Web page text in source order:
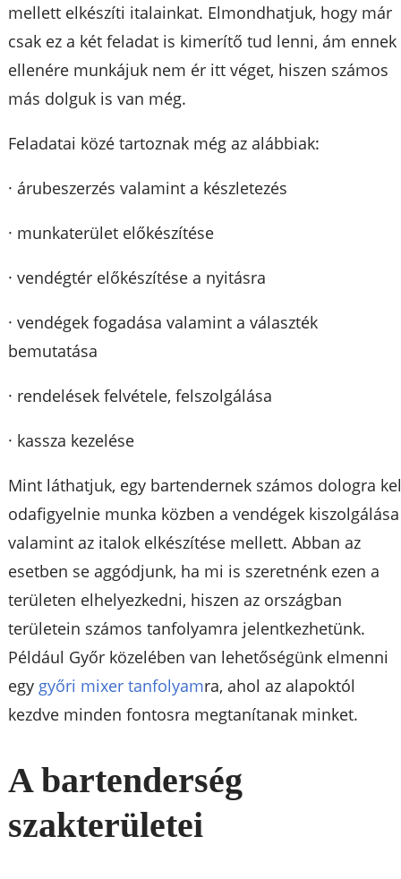
mellett elkészíti italainkat. Elmondhatjuk, hogy már
csak ez a két feladat is kimerítő tud lenni, ám ennek
ellenére munkájuk nem ér itt véget, hiszen számos
más dolguk is van még.
Feladatai közé tartoznak még az alábbiak:
· árubeszerzés valamint a készletezés
· munkaterület előkészítése
· vendégtér előkészítése a nyitásra
· vendégek fogadása valamint a választék
bemutatása
· rendelések felvétele, felszolgálása
· kassza kezelése
Mint láthatjuk, egy bartendernek számos dologra
odafigyelnie munka közben a vendégek kiszolgálása
valamint az italok elkészítése mellett. Abban az
esetben se aggódjunk, ha mi is szeretnénk ezen a
területen elhelyezkedni, hiszen az országban
területein számos tanfolyamra jelentkezhetünk.
Például Győr közelében van lehetőségünk elmenni
egy győri mixer tanfolyamra, ahol az alapoktól
kezdve minden fontosra megtanítanak minket.
A bartenderség
szakterületei